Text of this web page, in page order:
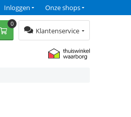
Onze shops
Inloggen
Klantenservice
0